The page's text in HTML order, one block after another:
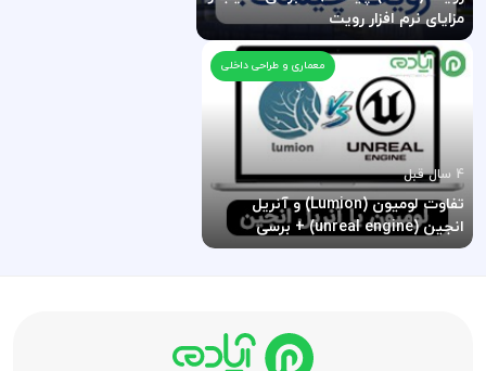
مزایای نرم افزار رویت
معماری و طراحی داخلی
4 سال قبل
تفاوت لومیون (Lumion) و آنریل
انجین (unreal engine) + برسی
معایب و مزایا